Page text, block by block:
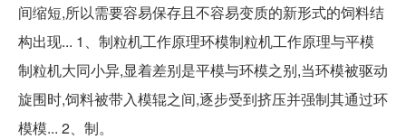
间缩短,所以需要容易保存且不容易变质的新形式的饲料结
构出现... 1、制粒机工作原理环模制粒机工作原理与平模
制粒机大同小异,显着差别是平模与环模之别,当环模被驱动
旋围时,饲料被带入模辊之间,逐步受到挤压并强制其通过环
模模... 2、制。